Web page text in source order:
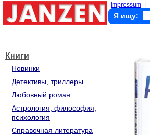
Impressum
Я ищу:
Книги
Новинки
Детективы, триллеры
Любовный роман
Астрология, философия,
психология
Справочная литература